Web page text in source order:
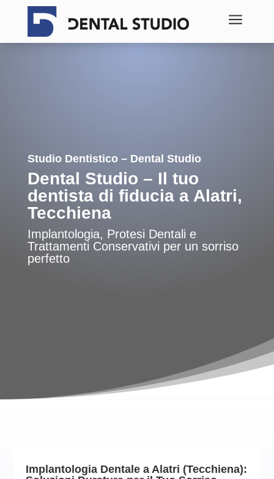
a
Studio Dentistico – Dental Studio
Dental Studio – Il tuo
dentista di fiducia a Alatri,
Tecchiena
Implantologia, Protesi Dentali e
Trattamenti Conservativi per un sorriso
perfetto
Implantologia Dentale a Alatri (Tecchiena):